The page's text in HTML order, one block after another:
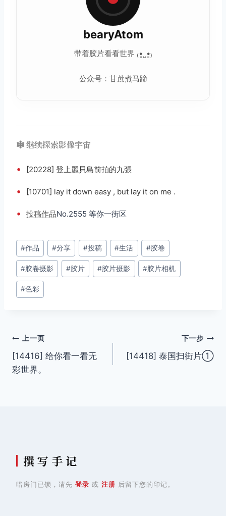
bearyAtom
带着胶片看看世界 ₍•͈˽•͈₎
公众号：甘蔗煮马蹄
🕸️ 继续探索影像宇宙
• [20228] 登上麗貝島前拍的九張
• [10701] lay it down easy , but lay it on me .
• 投稿作品No.2555 等你一街区
文
章
标
签：
#作品 #分享 #投稿 #生活 #胶卷
#胶卷摄影 #胶片 #胶片摄影 #胶片相机
#色彩
文
章
上一页
[14416] 给你看一看无
彩世界。
下一步
[14418] 泰国扫街片①
撰 写 手 记
暗房门已锁，请先 登录 或 注册 后留下您的印记。